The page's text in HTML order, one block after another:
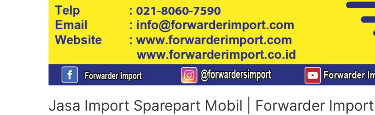
Jasa Import Sparepart Mobil | Forwarder Import |